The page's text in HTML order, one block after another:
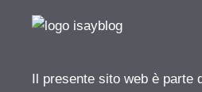
Il presente sito web è parte